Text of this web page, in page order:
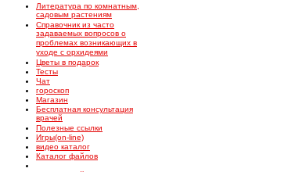
Литература по комнатным,
садовым растениям
Справочник из часто
задаваемых вопросов о
проблемах возникающих в
уходе с орхидеями
Цветы в подарок
Тесты
Чат
гороскоп
Магазин
Бесплатная консультация
врачей
Полезные ссылки
Игры(on-line)
видео каталог
Каталог файлов